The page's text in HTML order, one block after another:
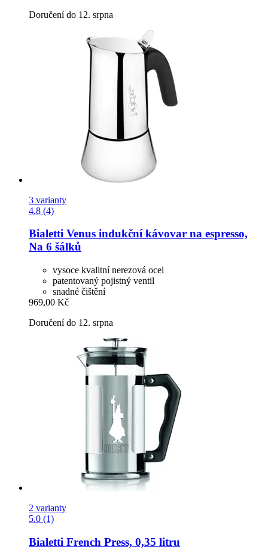
Doručení do 12. srpna
3 varianty
4.8 (4)
Bialetti Venus indukční kávovar na espresso,
Na 6 šálků
vysoce kvalitní nerezová ocel
patentovaný pojistný ventil
snadné čištění
969,00 Kč
Doručení do 12. srpna
2 varianty
5.0 (1)
Bialetti French Press, 0,35 litru